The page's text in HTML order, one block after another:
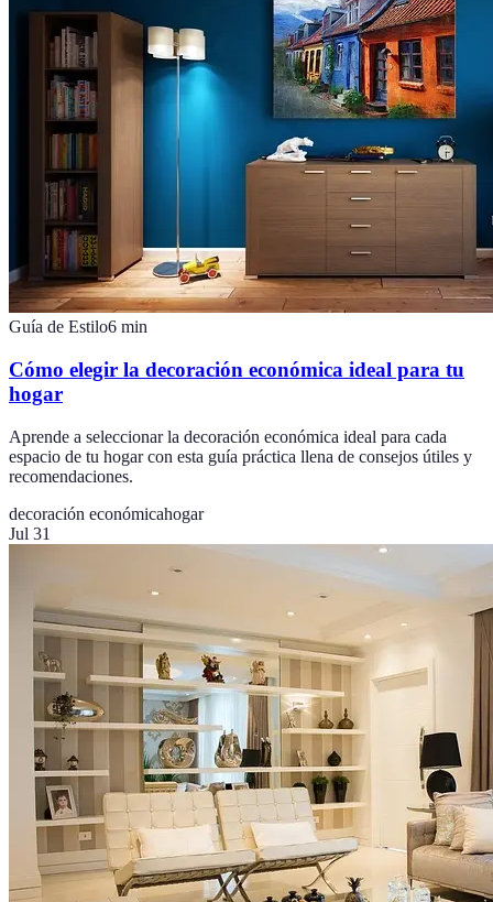
Guía de Estilo6 min
Cómo elegir la decoración económica ideal para tu
hogar
Aprende a seleccionar la decoración económica ideal para cada
espacio de tu hogar con esta guía práctica llena de consejos útiles y
recomendaciones.
decoración económicahogar
Jul 31